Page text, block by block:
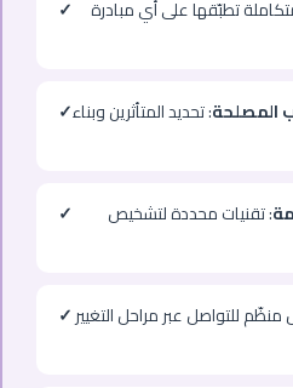
✓
تطبّقها على أي مبادرة
✓ المصلحة: تحديد المتأثرين وبناء
✓
: تقنيات محددة لتشخيص
✓للتواصل عبر مراحل التغيير